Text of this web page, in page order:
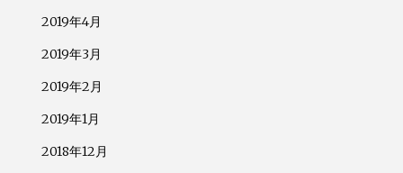
2019年4月
2019年3月
2019年2月
2019年1月
2018年12月